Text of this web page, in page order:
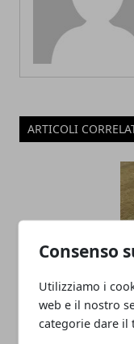
Consenso
Utilizziamo i
web e il nostro
categorie dare il
ARTICOLI
Apple Watch
condividono